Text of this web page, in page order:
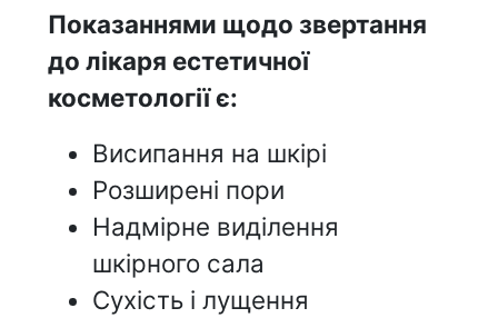
Показаннями щодо звертання
до лікаря естетичної
косметології є:
Висипання на шкірі
Розширені пори
Надмірне виділення
шкірного сала
Сухість і лущення